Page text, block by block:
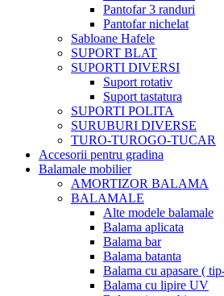
Pantofar 3 randuri
Pantofar nichelat
Sabloane Hafele
SUPORT BLAT
SUPORTI DIVERSI
Suport rotativ
Suport tastatura
SUPORTI POLITA
SURUBURI DIVERSE
TURO-TUROGO-TUCAR
Accesorii pentru gradina
Balamale mobilier
AMORTIZOR BALAMA
BALAMALE
Alte modele balamale
Balama aplicata
Balama bar
Balama batanta
Balama cu apasare (
Balama cu lipire UV